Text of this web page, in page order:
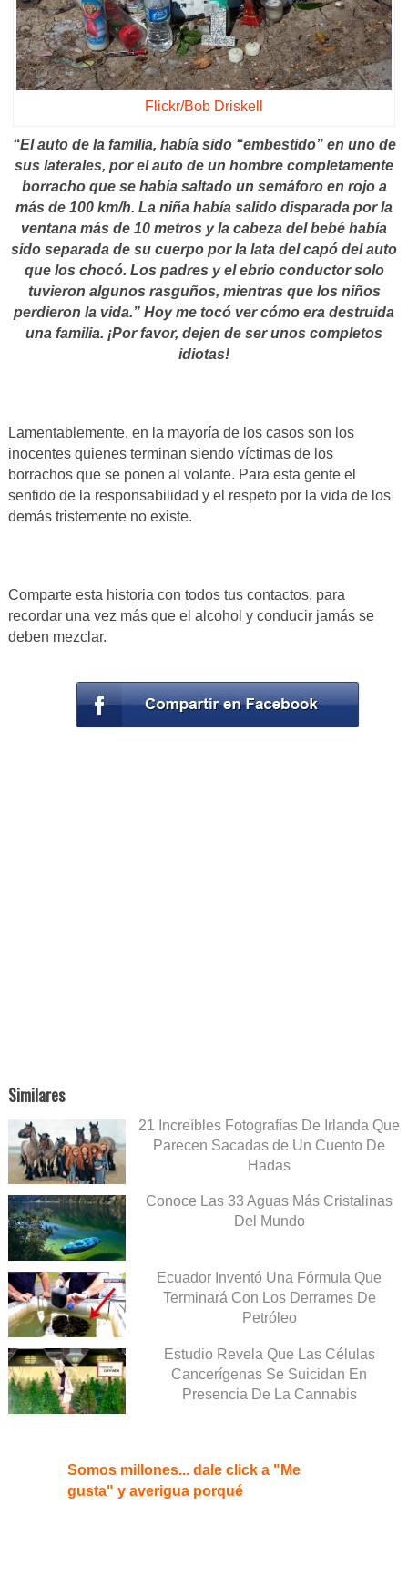
Flickr/Bob Driskell
“El auto de la familia, había sido “embestido” en uno de
sus laterales, por el auto de un hombre completamente
borracho que se había saltado un semáforo en rojo a
más de 100 km/h. La niña había salido disparada por la
ventana más de 10 metros y la cabeza del bebé había
sido separada de su cuerpo por la lata del capó del auto
que los chocó. Los padres y el ebrio conductor solo
tuvieron algunos rasguños, mientras que los niños
perdieron la vida.” Hoy me tocó ver cómo era destruida
una familia. ¡Por favor, dejen de ser unos completos
idiotas!
Lamentablemente, en la mayoría de los casos son los
inocentes quienes terminan siendo víctimas de los
borrachos que se ponen al volante. Para esta gente el
sentido de la responsabilidad y el respeto por la vida de los
demás tristemente no existe.
Comparte esta historia con todos tus contactos, para
recordar una vez más que el alcohol y conducir jamás se
deben mezclar.
Similares
21 Increíbles Fotografías De Irlanda Que
Parecen Sacadas de Un Cuento De
Hadas
Conoce Las 33 Aguas Más Cristalinas
Del Mundo
Ecuador Inventó Una Fórmula Que
Terminará Con Los Derrames De
Petróleo
Estudio Revela Que Las Células
Cancerígenas Se Suicidan En
Presencia De La Cannabis
Somos millones... dale click a "Me
gusta" y averigua porqué